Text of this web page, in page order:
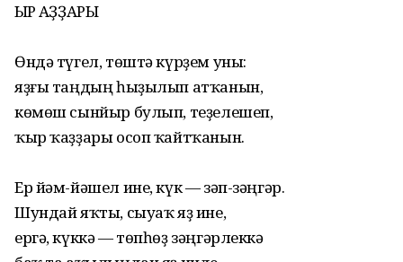
ҠЫР ҠАҘҘАРЫ
Өндә түгел, төштә күрҙем уны:
яҙғы таңдың һыҙылып атҡанын,
көмөш сынйыр булып, теҙелешеп,
ҡыр ҡаҙҙары осоп ҡайтҡанын.
Ер йәм-йәшел ине, күк — зәп-зәңгәр.
Шундай яҡты, сыуаҡ яҙ ине,
ергә, күккә — төпһөҙ зәңгәрлеккә